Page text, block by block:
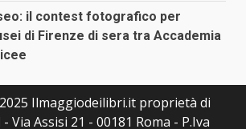
il contest fotografico per
di Firenze di sera tra Accademia
Ilmaggiodeilibri.it proprietà di
Via Assisi 21 - 00181 Roma - P.Iva